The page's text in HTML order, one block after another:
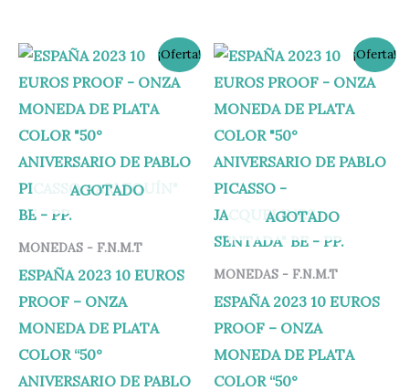
¡Oferta!
AGOTADO
MONEDAS - F.N.M.T
ESPAÑA 2023 10 EUROS
PROOF – ONZA
MONEDA DE PLATA
COLOR “50°
ANIVERSARIO DE PABLO
El
original
era:
163,00 €.
El
precio
actual
es:
159,95 €.
¡Oferta!
AGOTADO
MONEDAS - F.N.M.T
ESPAÑA 2023 10 EUROS
PROOF – ONZA
MONEDA DE PLATA
COLOR “50°
El
original
era:
163,00 €.
El
precio
actual
es:
159,95 €.